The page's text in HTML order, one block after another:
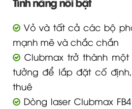
Vỏ và tất cả các bộ
mạnh mẽ và chắc chắn
Clubmax trở thành một
tưởng để lắp đặt cố
thuê
Dòng laser Clubmax